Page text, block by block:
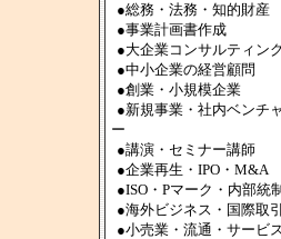
●総務・法務・知的財産
●事業計画書作成
●大企業コンサルティン
●中小企業の経営顧問
●創業・小規模企業
●新規事業・社内ベンチャ
ー
●講演・セミナー講師
●企業再生・IPO・M&A
●ISO・Pマーク・内部統制
●海外ビジネス・国際取引
●小売業・流通・サービ